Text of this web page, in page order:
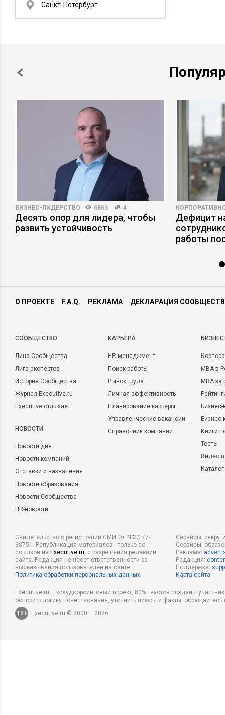
Санкт-Петербург
БИЗНЕС-ЛИДЕРСТВО 6863 4
Десять опор для лидера, чтобы
развить устойчивость
Дефицит
работы
О ПРОЕКТЕ F.A.Q. РЕКЛАМА ДЕКЛАРАЦИЯ
CООБЩЕСТВО
Лица Сообщества
Лига экспертов
История Сообщества
Журнал Executive.ru
Executive отдыхает
НОВОСТИ
Новости дня
Новости компаний
Отставки и назначения
Новости образования
Новости Сообщества
HR-новости
КАРЬЕРА
HR-менеджмент
Поиск работы
Рынок труда
Личная эффективность
Планирование карьеры
Управленческие вакансии
Справочник компаний
MBA в
MBA
Бизнес-
Книги
Тесты
Видео
Свидетельство о регистрации СМИ Эл NФС 77-
38751. Републикация материалов - только со
ссылкой на Executive.ru, с разрешения редакции
сайта. Редакция не несет ответственности за
высказывания пользователей на сайте.
Политика обработки персональных данных
Сервисы,
Сервисы,
Реклама:
Редакция:
Поддержка:
Карта сайта
Executive.ru – краудсорсинговый проект, 80% текстов созданы
оспорить логику повествования, уточнить цифры и факты,
18+
Executive.ru © 2000 – 2026.